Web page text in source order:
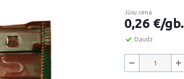
Jūsu cena
0,26 €/gb.
Daudz